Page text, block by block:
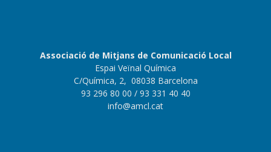
Associació de Mitjans de Comunicació Local
Espai Veïnal Química
C/Química, 2, 08038 Barcelona
93 296 80 00 / 93 331 40 40
info@amcl.cat